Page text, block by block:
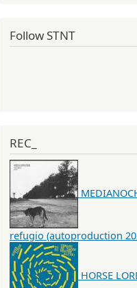
Follow STNT
REC_
refugio (autoproduction
HORSE